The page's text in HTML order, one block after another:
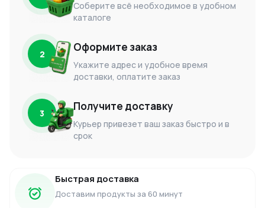
Соберите всё необходимое в удобном
каталоге
2 Оформите заказ
Укажите адрес и удобное время
доставки, оплатите заказ
3 Получите доставку
Курьер привезет ваш заказ быстро и в
срок
Быстрая доставка
Доставим продукты за 60 минут